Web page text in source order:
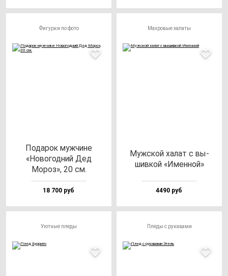
Фигурки по фото
Пода­рок муж­чи­не
«Ново­год­ний Дед
Мороз», 20 см.
18 700 руб
Махровые халаты
Муж­ской ха­лат с вы­
шив­кой «Имен­ной»
4490 руб
Уютные пледы Пледы с рукавами